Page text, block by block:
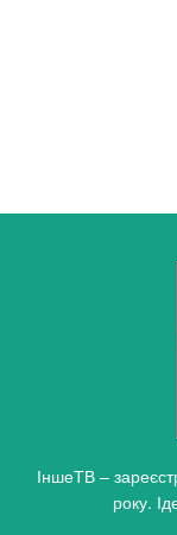
ІншеТВ –
року.